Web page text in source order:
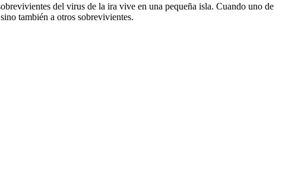
del virus de la ira vive en una pequeña isla. Cuando uno de
también a otros sobrevivientes.